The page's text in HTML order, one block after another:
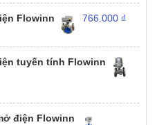
Flowinn 766.000 ₫
tuyến tính Flowinn
điện Flowinn